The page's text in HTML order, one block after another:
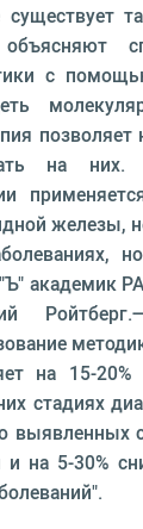
с
позволяет
на них.
железы,
академик
на 15-
стадиях
выявленных
на 5-30%